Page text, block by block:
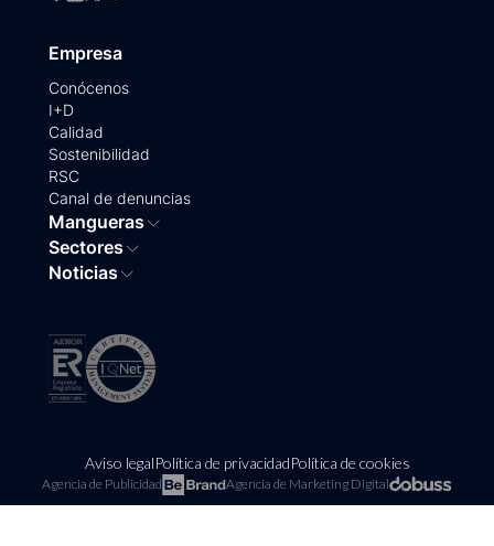
Empresa
Conócenos
I+D
Calidad
Sostenibilidad
RSC
Canal de denuncias
Mangueras
Sectores
Noticias
Aviso legalPolítica de privacidadPolítica de cookies
Agencia de Publicidad Agencia de Marketing Digital